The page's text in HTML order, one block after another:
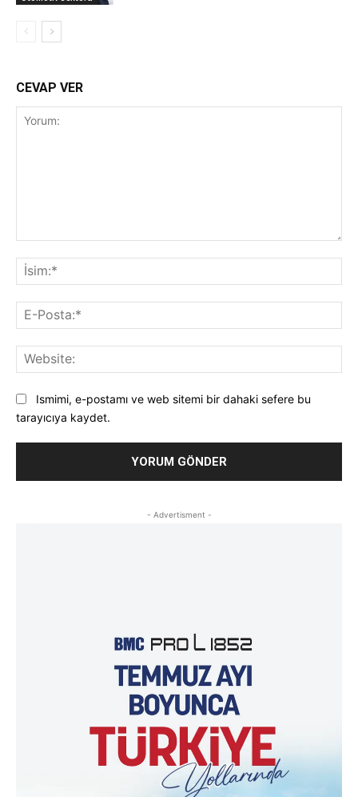
CEVAP VER
Ismimi, e-postamı ve web sitemi bir dahaki sefere bu
tarayıcıya kaydet.
- Advertisment -